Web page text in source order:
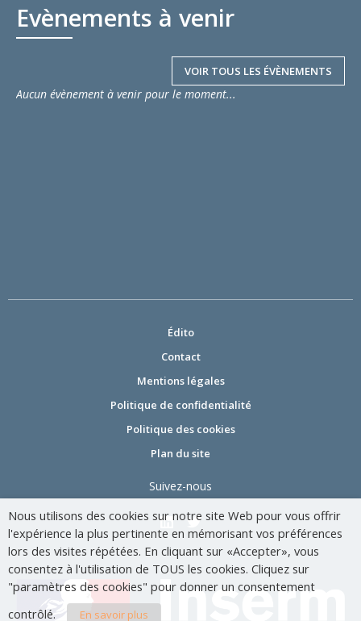
Evènements à venir
VOIR TOUS LES ÉVÈNEMENTS
Aucun évènement à venir pour le moment...
Édito
Contact
Mentions légales
Politique de confidentialité
Politique des cookies
Plan du site
Suivez-nous
Nous utilisons des cookies sur notre site Web pour vous offrir
l'expérience la plus pertinente en mémorisant vos préférences
lors des visites répétées. En cliquant sur «Accepter», vous
consentez à l'utilisation de TOUS les cookies. Cliquez sur
"paramètres des cookies" pour donner un consentement
contrôlé.
En savoir plus